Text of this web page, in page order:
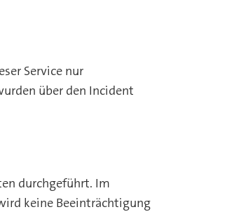
Service nur
über den Incident
durchgeführt. Im
keine Beeinträchtigung